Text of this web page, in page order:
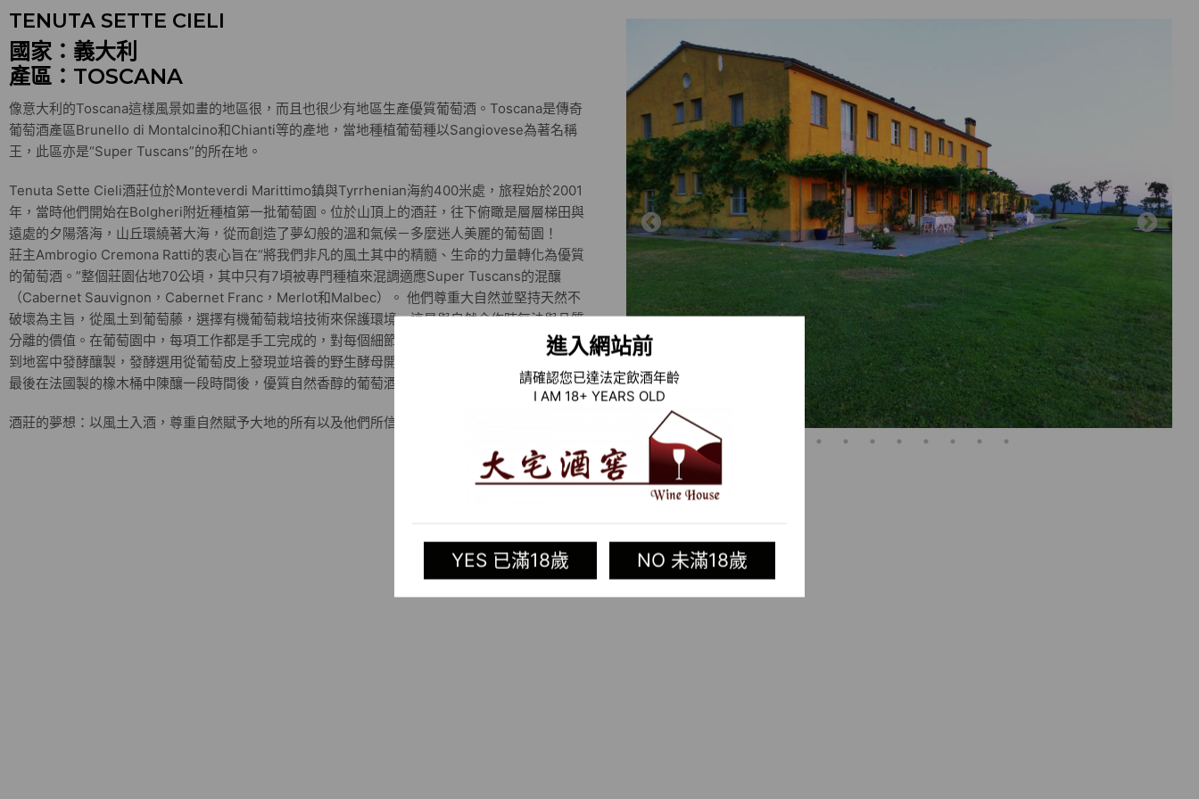
進入網站前
請確認您已達法定飲酒年齡
I AM 18+ YEARS OLD
YES 已滿18歲 NO 未滿18歲
TENUTA SETTE CIELI
國家：義大利
產區：TOSCANA
像意大利的Toscana這樣風景如畫的地區很，而且也很少有地區生產優質葡萄酒。Toscana是傳奇
葡萄酒產區Brunello di Montalcino和Chianti等的產地，當地種植葡萄種以Sangiovese為著名稱
王，此區亦是“Super Tuscans”的所在地。
Tenuta Sette Cieli酒莊位於Monteverdi Marittimo鎮與Tyrrhenian海約400米處，旅程始於2001
年，當時他們開始在Bolgheri附近種植第一批葡萄園。位於山頂上的酒莊，往下俯瞰是層層梯田與
遠處的夕陽落海，山丘環繞著大海，從而創造了夢幻般的溫和氣候－多麼迷人美麗的葡萄園！
莊主Ambrogio Cremona Ratti的衷心旨在“將我們非凡的風土其中的精髓、生命的力量轉化為優質
的葡萄酒。”整個莊園佔地70公頃，其中只有7頃被專門種植來混調適應Super Tuscans的混釀
（Cabernet Sauvignon，Cabernet Franc，Merlot和Malbec）。 他們尊重大自然並堅持天然不
破壞為主旨，從風土到葡萄藤，選擇有機葡萄栽培技術來保護環境，這是與自然合作時無法與品質
分離的價值。在葡萄園中，每項工作都是手工完成的，對每個細節都保持謹慎的關注。葡萄從樹上
到地窖中發酵釀製，發酵選用從葡萄皮上發現並培養的野生酵母開始，因此所有過程都是自然的。
最後在法國製的橡木桶中陳釀一段時間後，優質自然香醇的葡萄酒才得以問世。
酒莊的夢想：以風土入酒，尊重自然賦予大地的所有以及他們所信奉的價值。